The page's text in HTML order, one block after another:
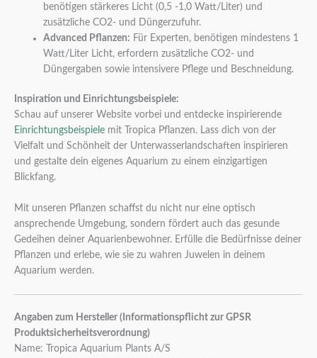
benötigen stärkeres Licht (0,5 -1,0 Watt/Liter) und
zusätzliche CO2- und Düngerzufuhr.
Advanced Pflanzen: Für Experten, benötigen mindestens 1
Watt/Liter Licht, erfordern zusätzliche CO2- und
Düngergaben sowie intensivere Pflege und Beschneidung.
Inspiration und Einrichtungsbeispiele:
Schau auf unserer Website vorbei und entdecke inspirierende
Einrichtungsbeispiele mit Tropica Pflanzen. Lass dich von der
Vielfalt und Schönheit der Unterwasserlandschaften inspirieren
und gestalte dein eigenes Aquarium zu einem einzigartigen
Blickfang.
Mit unseren Pflanzen schaffst du nicht nur eine optisch
ansprechende Umgebung, sondern fördert auch das gesunde
Gedeihen deiner Aquarienbewohner. Erfülle die Bedürfnisse deiner
Pflanzen und erlebe, wie sie zu wahren Juwelen in deinem
Aquarium werden.
Angaben zum Hersteller (Informationspflicht zur GPSR
Produktsicherheitsverordnung)
Name: Tropica Aquarium Plants A/S